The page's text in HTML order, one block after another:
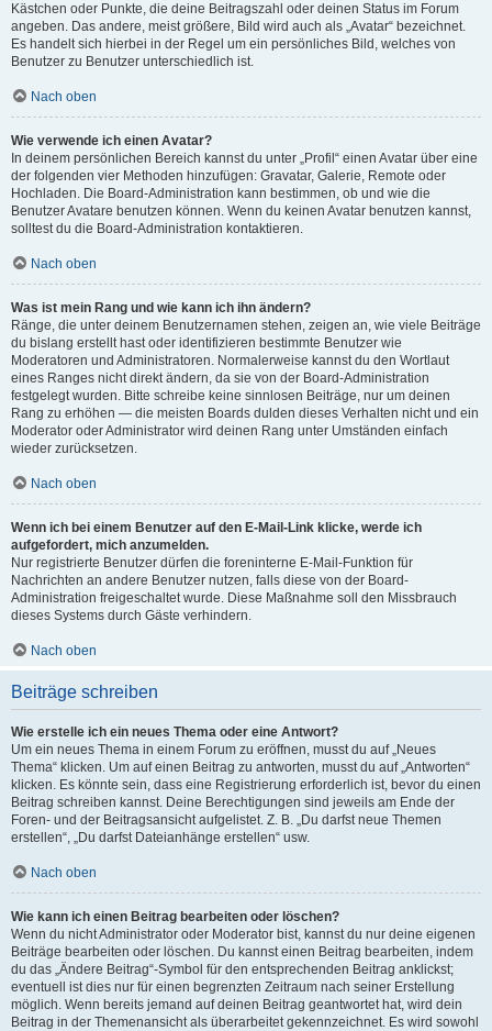
Kästchen oder Punkte, die deine Beitragszahl oder deinen Status im Forum
angeben. Das andere, meist größere, Bild wird auch als „Avatar“ bezeichnet.
Es handelt sich hierbei in der Regel um ein persönliches Bild, welches von
Benutzer zu Benutzer unterschiedlich ist.
Nach oben
Wie verwende ich einen Avatar?
In deinem persönlichen Bereich kannst du unter „Profil“ einen Avatar über eine
der folgenden vier Methoden hinzufügen: Gravatar, Galerie, Remote oder
Hochladen. Die Board-Administration kann bestimmen, ob und wie die
Benutzer Avatare benutzen können. Wenn du keinen Avatar benutzen kannst,
solltest du die Board-Administration kontaktieren.
Nach oben
Was ist mein Rang und wie kann ich ihn ändern?
Ränge, die unter deinem Benutzernamen stehen, zeigen an, wie viele Beiträge
du bislang erstellt hast oder identifizieren bestimmte Benutzer wie
Moderatoren und Administratoren. Normalerweise kannst du den Wortlaut
eines Ranges nicht direkt ändern, da sie von der Board-Administration
festgelegt wurden. Bitte schreibe keine sinnlosen Beiträge, nur um deinen
Rang zu erhöhen — die meisten Boards dulden dieses Verhalten nicht und ein
Moderator oder Administrator wird deinen Rang unter Umständen einfach
wieder zurücksetzen.
Nach oben
Wenn ich bei einem Benutzer auf den E-Mail-Link klicke, werde ich
aufgefordert, mich anzumelden.
Nur registrierte Benutzer dürfen die foreninterne E-Mail-Funktion für
Nachrichten an andere Benutzer nutzen, falls diese von der Board-
Administration freigeschaltet wurde. Diese Maßnahme soll den Missbrauch
dieses Systems durch Gäste verhindern.
Nach oben
Beiträge schreiben
Wie erstelle ich ein neues Thema oder eine Antwort?
Um ein neues Thema in einem Forum zu eröffnen, musst du auf „Neues
Thema“ klicken. Um auf einen Beitrag zu antworten, musst du auf „Antworten“
klicken. Es könnte sein, dass eine Registrierung erforderlich ist, bevor du einen
Beitrag schreiben kannst. Deine Berechtigungen sind jeweils am Ende der
Foren- und der Beitragsansicht aufgelistet. Z. B. „Du darfst neue Themen
erstellen“, „Du darfst Dateianhänge erstellen“ usw.
Nach oben
Wie kann ich einen Beitrag bearbeiten oder löschen?
Wenn du nicht Administrator oder Moderator bist, kannst du nur deine eigenen
Beiträge bearbeiten oder löschen. Du kannst einen Beitrag bearbeiten, indem
du das „Ändere Beitrag“-Symbol für den entsprechenden Beitrag anklickst;
eventuell ist dies nur für einen begrenzten Zeitraum nach seiner Erstellung
möglich. Wenn bereits jemand auf deinen Beitrag geantwortet hat, wird dein
Beitrag in der Themenansicht als überarbeitet gekennzeichnet. Es wird sowohl